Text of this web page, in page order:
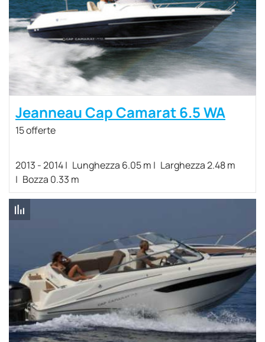
Jeanneau Cap Camarat 6.5 WA
15 offerte
2013 - 2014 Lunghezza 6.05 m
Larghezza 2.48 m
Bozza 0.33 m